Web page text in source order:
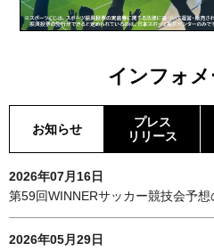
インフォ
お知らせ
プレス
リリース
2026年07月16日
第59回WINNERサッカー競技会予
2026年05月29日